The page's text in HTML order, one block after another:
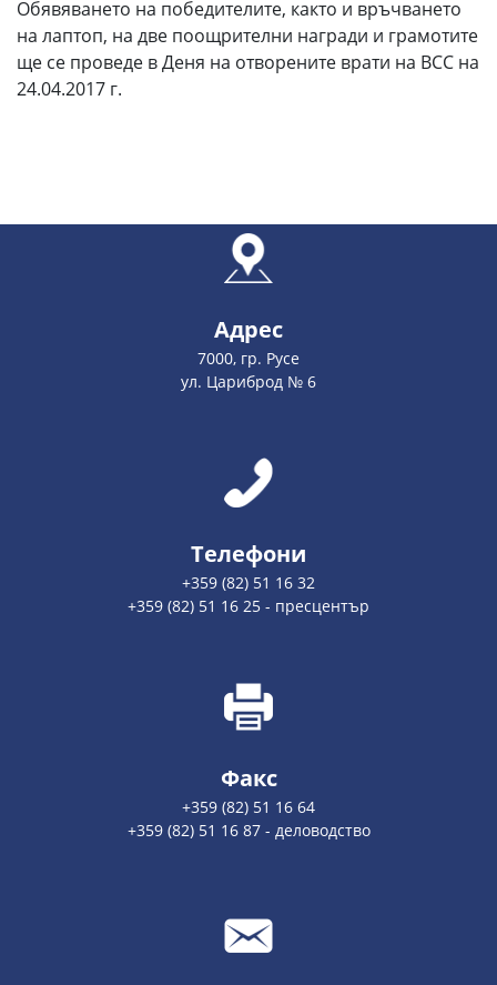
Обявяването на победителите, както и връчването
на лаптоп, на две поощрителни награди и грамотите
ще се проведе в Деня на отворените врати на ВСС на
24.04.2017 г.
Адрес
7000, гр. Русе
ул. Цариброд № 6
Телефони
+359 (82) 51 16 32
+359 (82) 51 16 25 - пресцентър
Факс
+359 (82) 51 16 64
+359 (82) 51 16 87 - деловодство